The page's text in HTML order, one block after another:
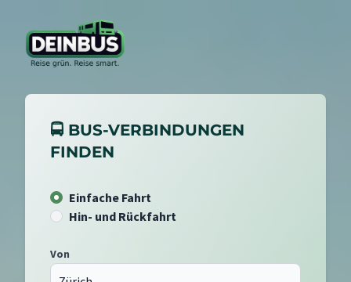
🚍 BUS-VERBINDUNGEN
FINDEN
Einfache Fahrt
Hin- und Rückfahrt
Von